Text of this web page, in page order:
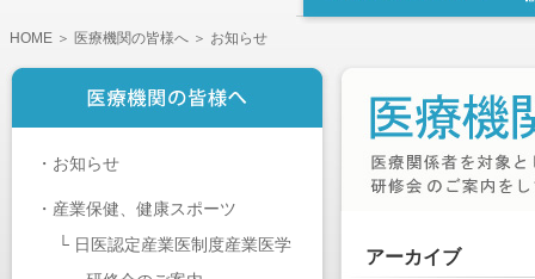
HOME ＞ 医療機関の皆様へ ＞ お知らせ
・ お知らせ
・ 産業保健、健康スポーツ
└ 日医認定産業医制度産業医学
アーカイブ